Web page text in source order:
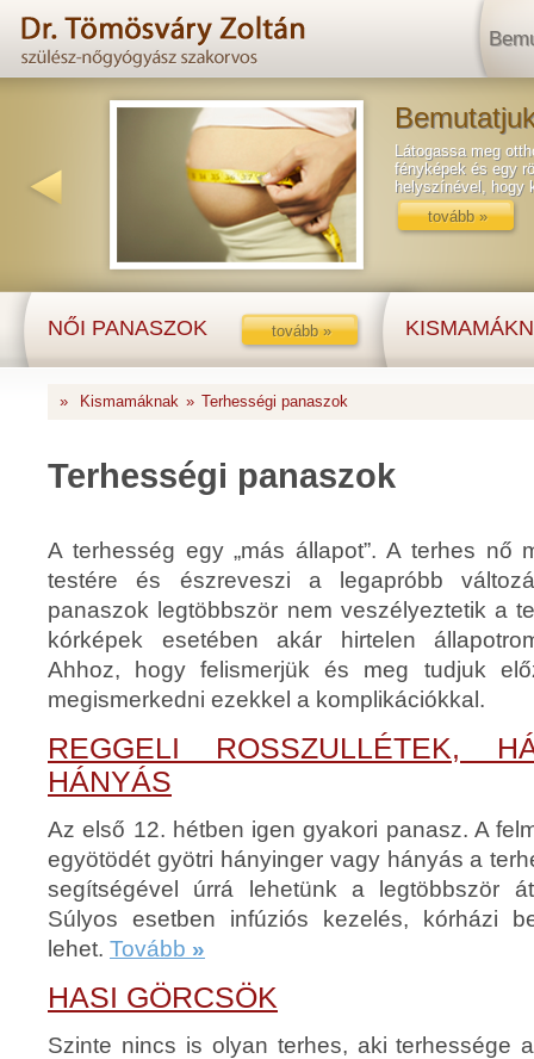
Látogassa meg
fényképek és egy
helyszínével, hogy
tovább »
NŐI PANASZOK tovább »
» Kismamáknak » Terhességi panaszok
Terhességi panaszok
A terhesség egy „más állapot”. A terhes nő
testére és észreveszi a legapróbb
panaszok legtöbbször nem veszélyeztetik a
kórképek esetében akár hirtelen
Ahhoz, hogy felismerjük és meg tudjuk
megismerkedni ezekkel a komplikációkkal.
REGGELI ROSSZULLÉTEK,
HÁNYÁS
Az első 12. hétben igen gyakori panasz. A
egyötödét gyötri hányinger vagy hányás a
segítségével úrrá lehetünk a legtöbbször
Súlyos esetben infúziós kezelés, kórházi
lehet. Tovább »
HASI GÖRCSÖK
Szinte nincs is olyan terhes, aki terhessége